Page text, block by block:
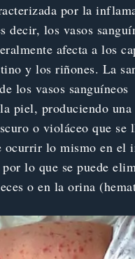
por la
decir, los vasos
afecta a los
y los riñones. La
los vasos sanguíneos
piel, produciendo una
o violáceo que se
ocurrir lo mismo en el
lo que se puede
o en la orina